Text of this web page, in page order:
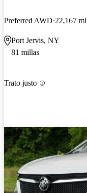
Preferred AWD 22,167
Port Jervis, NY
81 millas
Trato justo